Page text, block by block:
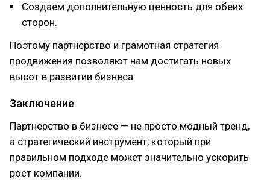
Создаем дополнительную ценность для обеих
сторон.
Поэтому партнерство и грамотная стратегия
продвижения позволяют нам достигать новых
высот в развитии бизнеса.
Заключение
Партнерство в бизнесе — не просто модный тренд,
а стратегический инструмент, который при
правильном подходе может значительно ускорить
рост компании.